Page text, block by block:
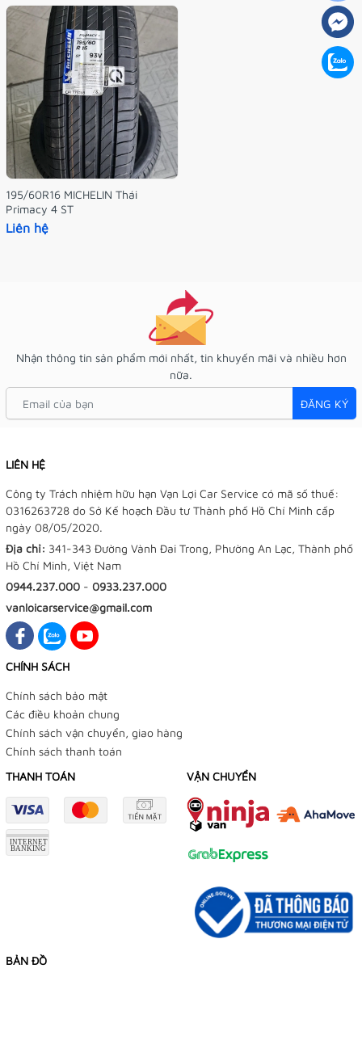
195/60R16 MICHELIN Thái
Primacy 4 ST
Liên hệ
Nhận thông tin sản phẩm mới nhất, tin khuyến mãi và nhiều hơn
nữa.
ĐĂNG KÝ
LIÊN HỆ
Công ty Trách nhiệm hữu hạn Vạn Lợi Car Service có mã số thuế:
0316263728 do Sở Kế hoạch Đầu tư Thành phố Hồ Chí Minh cấp
ngày 08/05/2020.
Địa chỉ: 341-343 Đường Vành Đai Trong, Phường An Lạc, Thành phố
Hồ Chí Minh, Việt Nam
0944.237.000 - 0933.237.000
vanloicarservice@gmail.com
CHÍNH SÁCH
Chính sách bảo mật
Các điều khoản chung
Chính sách vận chuyển, giao hàng
Chính sách thanh toán
THANH TOÁN
VẬN CHUYỂN
BẢN ĐỒ